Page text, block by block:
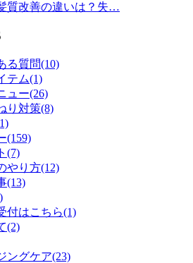
質改善の違いは？失…
る質問(10)
テム(1)
ュー(26)
り対策(8)
(159)
(7)
やり方(12)
(13)
付はこちら(1)
(2)
ングケア(23)